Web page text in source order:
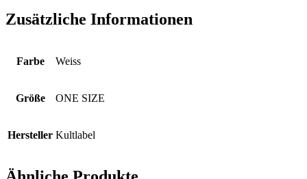
Zusätzliche Informationen
Farbe Weiss
Größe ONE SIZE
Hersteller Kultlabel